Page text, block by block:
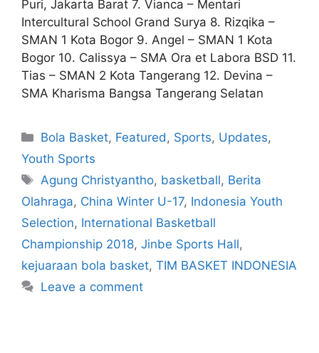
Puri, Jakarta Barat 7. Vianca – Mentari
Intercultural School Grand Surya 8. Rizqika –
SMAN 1 Kota Bogor 9. Angel – SMAN 1 Kota
Bogor 10. Calissya – SMA Ora et Labora BSD 11.
Tias – SMAN 2 Kota Tangerang 12. Devina –
SMA Kharisma Bangsa Tangerang Selatan
Bola Basket, Featured , Sports, Updates,
Youth Sports
Agung Christyantho, basketball, Berita
Olahraga, China Winter U-17, Indonesia Youth
Selection, International Basketball
Championship 2018, Jinbe Sports Hall,
kejuaraan bola basket, TIM BASKET INDONESIA
Leave a comment